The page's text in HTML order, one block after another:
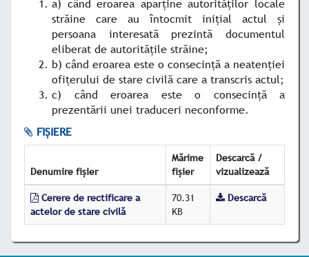
a) când eroarea aparţine autorităţilor locale
străine care au întocmit iniţial actul şi
persoana interesată prezintă documentul
eliberat de autorităţile străine;
b) când eroarea este o consecinţă a neatenţiei
ofiţerului de stare civilă care a transcris actul;
c) când eroarea este o consecinţă a
prezentării unei traduceri neconforme.
FIȘIERE
Denumire fișier
Mărime
fișier
Descarcă /
vizualizează
Cerere de rectificare a
actelor de stare civilă
70.31
KB
Descarcă